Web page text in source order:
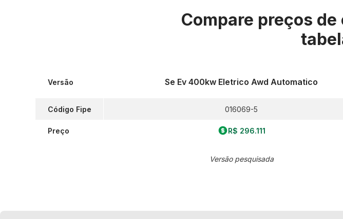
Compare preços
Versão
Código Fipe
Preço
Se Ev 400kw Eletrico Awd Automatico
016069-5
R$ 296.111
Versão pesquisada